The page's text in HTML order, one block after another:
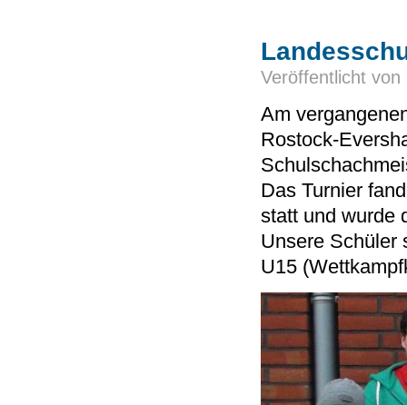
Veröffentlicht von
Am
Rostock-
Das Turnier
statt und wurde
Unsere Schüler
U15